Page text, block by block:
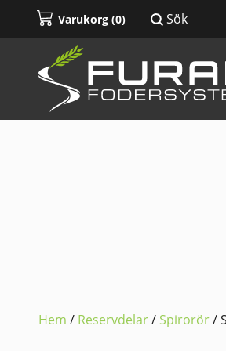
Varukorg (0) Sök
Hem / Reservdelar/ Spirorör/